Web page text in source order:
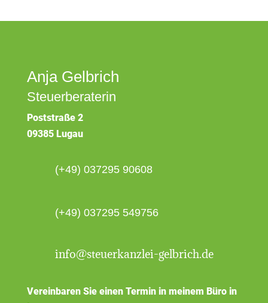
Anja Gelbrich
Steuerberaterin
Poststraße 2
09385 Lugau
(+49) 037295 90608
(+49) 037295 549756
info@steuerkanzlei-gelbrich.de
Vereinbaren Sie einen Termin in meinem Büro in